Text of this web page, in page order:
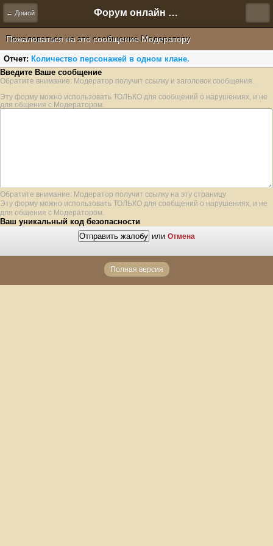
← Домой Форум онлайн игры "Новая Эра" (Нюра Биз)
Пожаловаться на это сообщение Модератору
Отчет: Количество персонажей в одном клане.
Введите Ваше сообщение
Обратите внимание: Модератор получит ссылку и заголовок сообщения.
Эту форму можно использовать ТОЛЬКО для сообщений о нарушениях, и не
для общения с Модератором.
Обратите внимание: Модератор получит ссылку на эту страницу
Эту форму можно использовать ТОЛЬКО для сообщений о нарушениях, и не
для общения с Модератором.
Ваш уникальный код безопасности
или Отмена
Полная версия